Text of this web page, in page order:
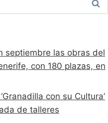
septiembre las obras del
con 180 plazas, en
con su Cultura’
de talleres